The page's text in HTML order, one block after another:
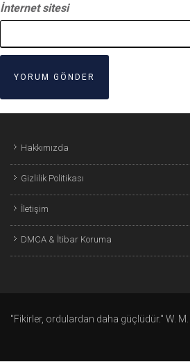
İnternet sitesi
Hakkımızda
Gizlilik Politikası
İletişim
DMCA & İtibar Koruma
"Fikirler, ordulardan daha güçlüdür." W.